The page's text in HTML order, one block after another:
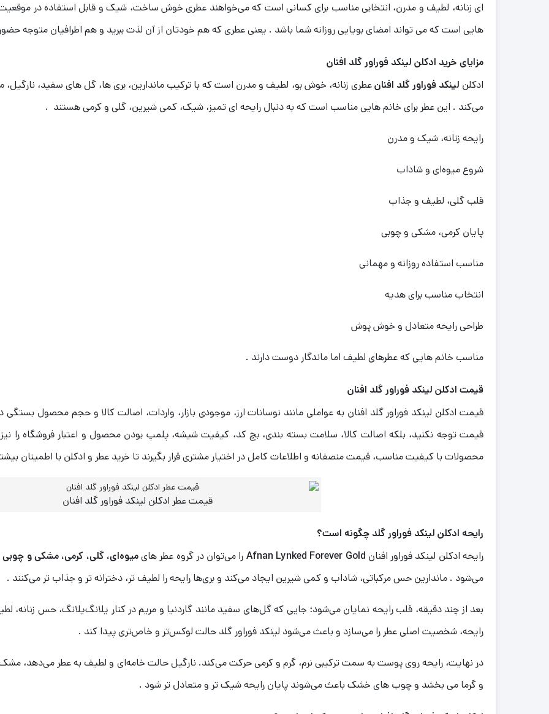
ای زنانه، لطیف و مدرن، انتخابی مناسب برای کسانی است که می‌خواهند عطری خوش‌ ساخت، شیک و قابل استفاده در
هایی است که می‌ تواند امضای بویایی روزانه شما باشد . یعنی عطری که هم خودتان از آن لذت ببرید و هم اطرافیان متوجه
مزایای خرید ادکلن لینکد فوراور گلد افنان
ادکلن لینکد فوراور گلد افنانعطری زنانه، خوش‌ بو، لطیف و مدرن است که با ترکیب ماندارین، بری‌ ها، گل‌ های سفید،
می‌کند . این عطر برای خانم‌ هایی مناسب است که به دنبال رایحه‌ ای تمیز، شیک، کمی شیرین، گلی و کرمی هستند .
رایحه زنانه، شیک و مدرن
شروع میوه‌ای و شاداب
قلب گلی، لطیف و جذاب
پایان کرمی، مشکی و چوبی
مناسب استفاده روزانه و مهمانی
انتخاب مناسب برای هدیه
طراحی رایحه متعادل و خوش‌ پوش
مناسب خانم‌ هایی که عطرهای لطیف اما ماندگار دوست دارند .
قیمت ادکلن لینکد فوراور گلد افنان
قیمت ادکلن لینکد فوراور گلد افنان به عواملی مانند نوسانات ارز، موجودی بازار، واردات، اصالت کالا و حجم محصول
قیمت توجه نکنید، بلکه اصالت کالا، سلامت بسته‌ بندی، بچ‌ کد، کیفیت شیشه، پلمپ بودن محصول و اعتبار فروشگاه را
محصولات با کیفیت مناسب، قیمت منصفانه و اطلاعات کامل در اختیار مشتری قرار بگیرند تا خرید عطر و ادکلن با اطمینان
قیمت عطر ادکلن لینکد فوراور گلد افنان
رایحه ادکلن لینکد فوراور گلد چگونه است؟
رایحه ادکلن لینکد فوراور افنان Afnan Lynked Forever Gold را می‌توان در گروه عطر هایمیوه‌ای، گلی، کرمی، مشکی و چوبی
می‌شود . ماندارین حس مرکباتی، شاداب و کمی شیرین ایجاد می‌کند و بری‌ها رایحه را لطیف‌ تر، دخترانه‌ تر و جذاب‌ تر می‌کنند .
بعد از چند دقیقه، قلب رایحه نمایان می‌شود؛ جایی که گل‌های سفید مانند گاردنیا و مریم در کنار یلانگ‌یلانگ، حس
رایحه، شخصیت اصلی عطر را می‌سازد و باعث می‌شود لینکد فوراور گلد حالت لوکس‌تر و خاص‌تری پیدا کند .
در نهایت، رایحه روی پوست به سمت ترکیبی نرم، گرم و کرمی حرکت می‌کند. نارگیل حالت خامه‌ای و لطیف به عطر
و گرما می‌ بخشد و چوب‌ های خشک باعث می‌شوند پایان رایحه شیک‌ تر و متعادل‌ تر شود .